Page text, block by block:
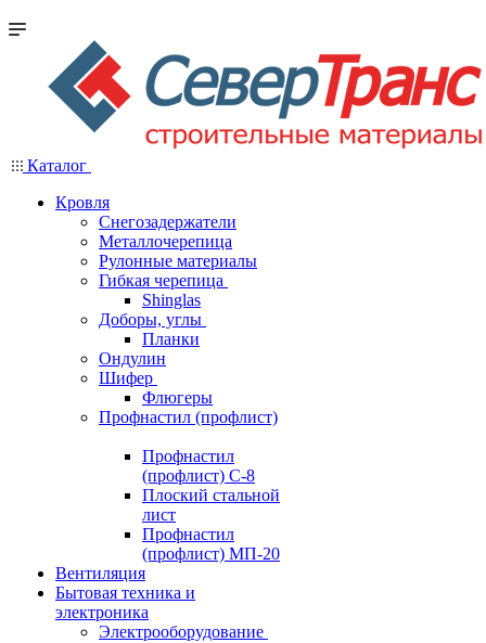
Каталог
Кровля
Снегозадержатели
Металлочерепица
Рулонные материалы
Гибкая черепица
Shinglas
Доборы, углы
Планки
Ондулин
Шифер
Флюгеры
Профнастил (профлист)
Профнастил
(профлист) С-8
Плоский стальной
лист
Профнастил
(профлист) МП-20
Вентиляция
Бытовая техника и
электроника
Электрооборудование